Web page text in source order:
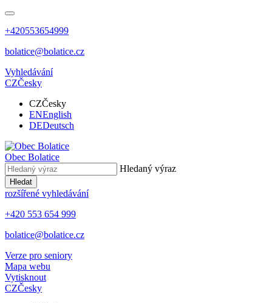
+420553654999
bolatice@bolatice.cz
Vyhledávání
CZČesky
CZČesky
ENEnglish
DEDeutsch
Obec Bolatice
Hledaný výraz
Hledat
rozšířené vyhledávání
+420 553 654 999
bolatice@bolatice.cz
Verze pro seniory
Mapa webu
Vytisknout
CZČesky